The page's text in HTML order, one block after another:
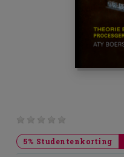
5% Studentenkorting